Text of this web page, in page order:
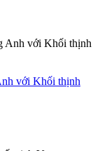
với Khối thịnh